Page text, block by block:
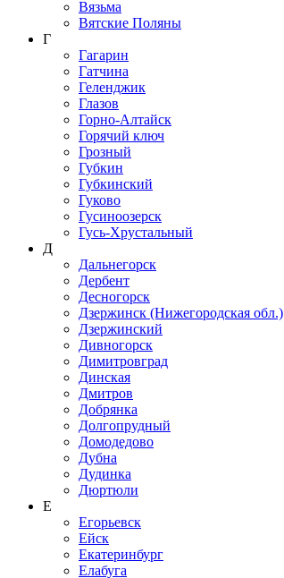
Вязьма
Вятские Поляны
Г
Гагарин
Гатчина
Геленджик
Глазов
Горно-Алтайск
Горячий ключ
Грозный
Губкин
Губкинский
Гуково
Гусиноозерск
Гусь-Хрустальный
Д
Дальнегорск
Дербент
Десногорск
Дзержинск (Нижегородская обл.)
Дзержинский
Дивногорск
Димитровград
Динская
Дмитров
Добрянка
Долгопрудный
Домодедово
Дубна
Дудинка
Дюртюли
Е
Егорьевск
Ейск
Екатеринбург
Елабуга